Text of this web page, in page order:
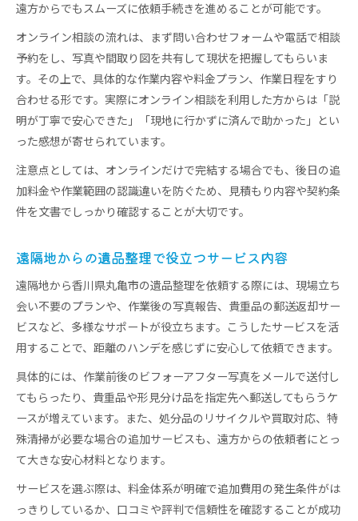
遠方からでもスムーズに依頼手続きを進めることが可能です。
オンライン相談の流れは、まず問い合わせフォームや電話で相談
予約をし、写真や間取り図を共有して現状を把握してもらいま
す。その上で、具体的な作業内容や料金プラン、作業日程をすり
合わせる形です。実際にオンライン相談を利用した方からは「説
明が丁寧で安心できた」「現地に行かずに済んで助かった」とい
った感想が寄せられています。
注意点としては、オンラインだけで完結する場合でも、後日の追
加料金や作業範囲の認識違いを防ぐため、見積もり内容や契約条
件を文書でしっかり確認することが大切です。
遠隔地からの遺品整理で役立つサービス内容
遠隔地から香川県丸亀市の遺品整理を依頼する際には、現場立ち
会い不要のプランや、作業後の写真報告、貴重品の郵送返却サー
ビスなど、多様なサポートが役立ちます。こうしたサービスを活
用することで、距離のハンデを感じずに安心して依頼できます。
具体的には、作業前後のビフォーアフター写真をメールで送付し
てもらったり、貴重品や形見分け品を指定先へ郵送してもらうケ
ースが増えています。また、処分品のリサイクルや買取対応、特
殊清掃が必要な場合の追加サービスも、遠方からの依頼者にとっ
て大きな安心材料となります。
サービスを選ぶ際は、料金体系が明確で追加費用の発生条件がは
っきりしているか、口コミや評判で信頼性を確認することが成功